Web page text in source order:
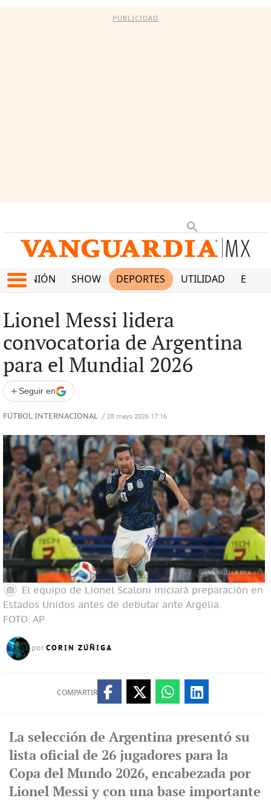
PUBLICIDAD
OPINIÓN SHOW DEPORTES UTILIDAD
Lionel Messi lidera
convocatoria de Argentina
para el Mundial 2026
+ Seguir en
FÚTBOL INTERNACIONAL / 28 mayo 2026 17:16
El equipo de Lionel Scaloni iniciará preparación en
Estados Unidos antes de debutar ante Argelia.
FOTO: AP
por CORIN ZÚÑIGA
COMPARTIR
La selección de Argentina presentó su
lista oficial de 26 jugadores para la
Copa del Mundo 2026, encabezada por
Lionel Messi y con una base importante